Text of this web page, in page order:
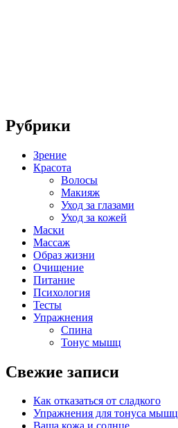
Рубрики
Зрение
Красота
Волосы
Макияж
Уход за глазами
Уход за кожей
Маски
Массаж
Образ жизни
Очищение
Питание
Психология
Тесты
Упражнения
Спина
Тонус мышц
Свежие записи
Как отказаться от сладкого
Упражнения для тонуса мышц